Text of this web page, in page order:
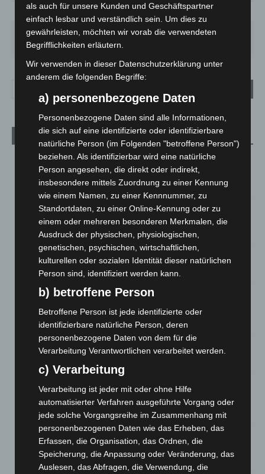
62% 3.6m/s 4%
DO.
29°
FR.
25°
SA. SO.
Aktuelle Beiträge
Region Hannover: 21 neue Notfallsanitäter starten beim
Roten Kreuz
5. August 2026
Mann läuft mit Hockeyschläger über A7 – Polizei sucht
Zeugen
5. August 2026
Celle: Mensch stirbt bei Bagger-Unfall auf Baustelle
5. August 2026
Gasleitung bei McDonald’s-Umbau in Langenhagen
beschädigt
5. August 2026
Anklage nach Abschaltung von „Archetyp Market“ erhoben
Hannover: Polizei stoppt 166 Trunkenheitsfahrten bei
Großkontrolle
2. August 2026
Hannover Klassik Open Air 2026: Französische Oper im
Maschpark
2. August 2026
als auch für unsere Kunden und Geschäftspartner
einfach lesbar und verständlich sein. Um dies zu
gewährleisten, möchten wir vorab die verwendeten
Begrifflichkeiten erläutern.
Wir verwenden in dieser Datenschutzerklärung unter
anderem die folgenden Begriffe:
a) personenbezogene Daten
Personenbezogene Daten sind alle Informationen,
die sich auf eine identifizierte oder identifizierbare
natürliche Person (im Folgenden "betroffene Person")
beziehen. Als identifizierbar wird eine natürliche
Person angesehen, die direkt oder indirekt,
insbesondere mittels Zuordnung zu einer Kennung
wie einem Namen, zu einer Kennnummer, zu
Standortdaten, zu einer Online-Kennung oder zu
einem oder mehreren besonderen Merkmalen, die
Ausdruck der physischen, physiologischen,
genetischen, psychischen, wirtschaftlichen,
kulturellen oder sozialen Identität dieser natürlichen
Person sind, identifiziert werden kann.
b) betroffene Person
Betroffene Person ist jede identifizierte oder
identifizierbare natürliche Person, deren
personenbezogene Daten von dem für die
Verarbeitung Verantwortlichen verarbeitet werden.
c) Verarbeitung
Verarbeitung ist jeder mit oder ohne Hilfe
automatisierter Verfahren ausgeführte Vorgang oder
jede solche Vorgangsreihe im Zusammenhang mit
personenbezogenen Daten wie das Erheben, das
Erfassen, die Organisation, das Ordnen, die
Speicherung, die Anpassung oder Veränderung, das
Auslesen, das Abfragen, die Verwendung, die